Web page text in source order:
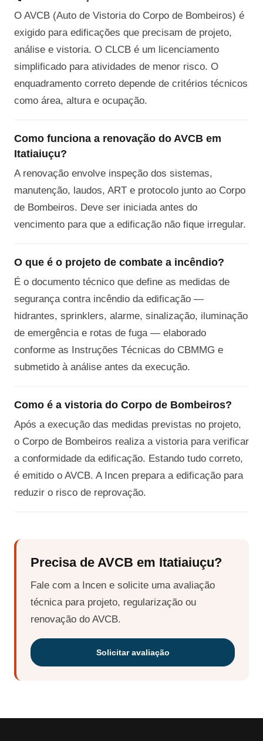
O AVCB (Auto de Vistoria do Corpo de Bombeiros) é
exigido para edificações que precisam de projeto,
análise e vistoria. O CLCB é um licenciamento
simplificado para atividades de menor risco. O
enquadramento correto depende de critérios técnicos
como área, altura e ocupação.
Como funciona a renovação do AVCB em
Itatiaiuçu?
A renovação envolve inspeção dos sistemas,
manutenção, laudos, ART e protocolo junto ao Corpo
de Bombeiros. Deve ser iniciada antes do
vencimento para que a edificação não fique irregular.
O que é o projeto de combate a incêndio?
É o documento técnico que define as medidas de
segurança contra incêndio da edificação —
hidrantes, sprinklers, alarme, sinalização, iluminação
de emergência e rotas de fuga — elaborado
conforme as Instruções Técnicas do CBMMG e
submetido à análise antes da execução.
Como é a vistoria do Corpo de Bombeiros?
Após a execução das medidas previstas no projeto,
o Corpo de Bombeiros realiza a vistoria para verificar
a conformidade da edificação. Estando tudo correto,
é emitido o AVCB. A Incen prepara a edificação para
reduzir o risco de reprovação.
Precisa de AVCB em Itatiaiuçu?
Fale com a Incen e solicite uma avaliação
técnica para projeto, regularização ou
renovação do AVCB.
Solicitar avaliação